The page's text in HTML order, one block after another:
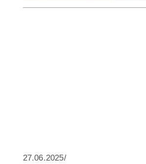
27.06.2025/